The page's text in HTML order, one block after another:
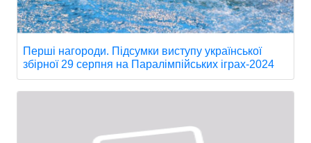
Перші нагороди. Підсумки виступу української
збірної 29 серпня на Паралімпійських іграх-2024